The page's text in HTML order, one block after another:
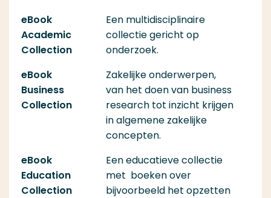
eBook
Academic
Collection
Een multidisciplinaire
collectie gericht op
onderzoek.
eBook
Business
Collection
Zakelijke onderwerpen,
van het doen van business
research tot inzicht krijgen
in algemene zakelijke
concepten.
eBook
Education
Collection
Een educatieve collectie
met boeken over
bijvoorbeeld het opzetten